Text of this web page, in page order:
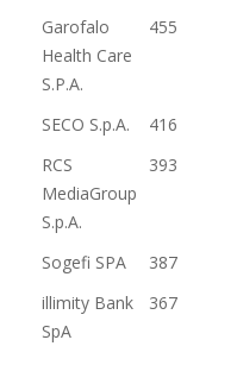
Garofalo
Health Care
S.P.A.
455
SECO S.p.A. 416
RCS
MediaGroup
S.p.A.
393
Sogefi SPA 387
illimity Bank
SpA
367